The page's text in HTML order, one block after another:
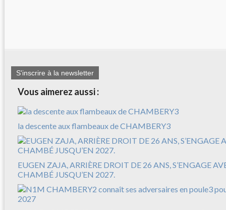
S'inscrire à la newsletter
Vous aimerez aussi :
la descente aux flambeaux de CHAMBERY3
EUGEN ZAJA, ARRIÈRE DROIT DE 26 ANS, S’ENGAGE
CHAMBÉ JUSQU’EN 2027.